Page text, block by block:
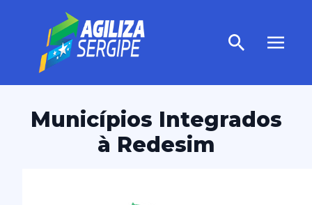
Municípios Integrados
à Redesim